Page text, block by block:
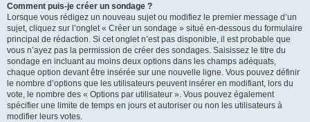
Comment puis-je créer un sondage ?
Lorsque vous rédigez un nouveau sujet ou modifiez le premier message d’un
sujet, cliquez sur l’onglet « Créer un sondage » situé en-dessous du formulaire
principal de rédaction. Si cet onglet n’est pas disponible, il est probable que
vous n’ayez pas la permission de créer des sondages. Saisissez le titre du
sondage en incluant au moins deux options dans les champs adéquats,
chaque option devant être insérée sur une nouvelle ligne. Vous pouvez définir
le nombre d’options que les utilisateurs peuvent insérer en modifiant, lors du
vote, le nombre des « Options par utilisateur ». Vous pouvez également
spécifier une limite de temps en jours et autoriser ou non les utilisateurs à
modifier leurs votes.